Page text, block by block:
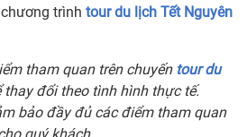
trình tour du lịch Tết Nguyên
tham quan trên chuyến tour du
đổi theo tình hình thực tế.
bảo đầy đủ các điểm tham quan